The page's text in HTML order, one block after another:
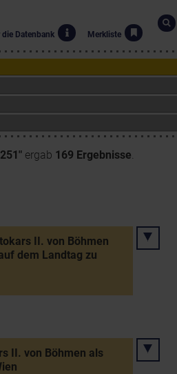
die Datenbank Merkliste
ergab 169 Ergebnisse.
II. von Böhmen
dem Landtag zu
II. von Böhmen als